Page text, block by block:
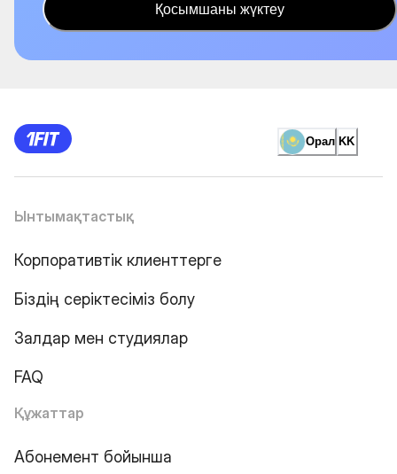
Қосымшаны жүктеу
Орал KK
Ынтымақтастық
Корпоративтік клиенттерге
Біздің серіктесіміз болу
Залдар мен студиялар
FAQ
Құжаттар
Абонемент бойынша